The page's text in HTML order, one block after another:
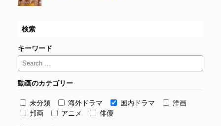
検索
キーワード
動画のカテゴリー
未分類 海外ドラマ 国内ドラマ
洋画
邦画
アニメ 俳優